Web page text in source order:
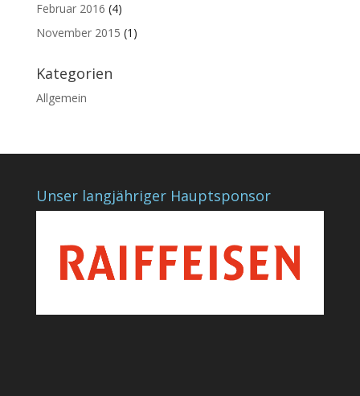
Februar 2016 (4)
November 2015 (1)
Kategorien
Allgemein
Unser langjähriger Hauptsponsor